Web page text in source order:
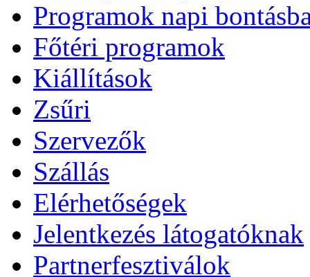
Programok napi
Főtéri programok
Kiállítások
Zsűri
Szervezők
Szállás
Elérhetőségek
Jelentkezés látogatóknak
Partnerfesztiválok